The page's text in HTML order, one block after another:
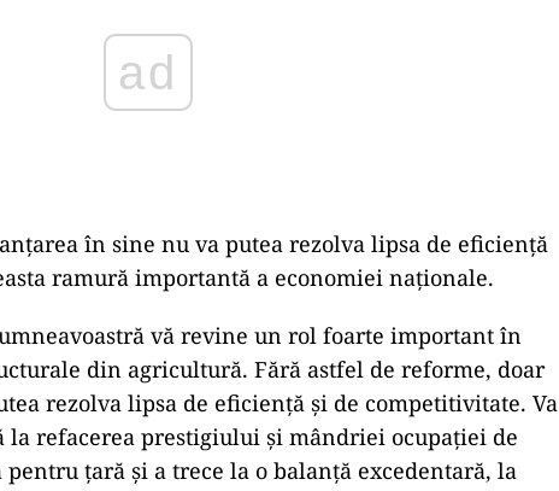
ad
în sine nu va putea rezolva lipsa de eficienţă
ramură importantă a economiei naţionale.
vă revine un rol foarte important în
din agricultură. Fără astfel de reforme, doar
rezolva lipsa de eficienţă şi de competitivitate. Va
refacerea prestigiului şi mândriei ocupaţiei de
ţară şi a trece la o balanţă excedentară, la